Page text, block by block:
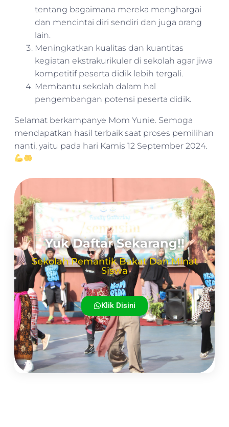
tentang bagaimana mereka menghargai
dan mencintai diri sendiri dan juga orang
lain.
Meningkatkan kualitas dan kuantitas
kegiatan ekstrakurikuler di sekolah agar jiwa
kompetitif peserta didik lebih tergali.
Membantu sekolah dalam hal
pengembangan potensi peserta didik.
Selamat berkampanye Mom Yunie. Semoga
mendapatkan hasil terbaik saat proses pemilihan
nanti, yaitu pada hari Kamis 12 September 2024.
Yuk Daftar Sekarang!!
Sekolah Pemantik Bakat Dan Minat
Siswa
Klik Disini